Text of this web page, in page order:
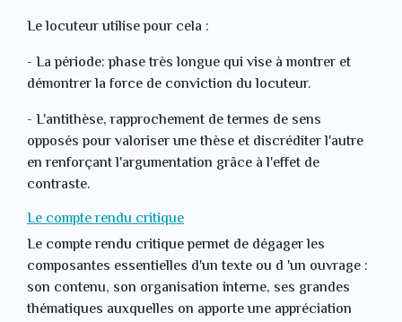
Le locuteur utilise pour cela :
- La période: phase très longue qui vise à montrer et
démontrer la force de conviction du locuteur.
- L'antithèse, rapprochement de termes de sens
opposés pour valoriser une thèse et discréditer l'autre
en renforçant l'argumentation grâce à l'effet de
contraste.
Le compte rendu critique
Le compte rendu critique permet de dégager les
composantes essentielles d'un texte ou d 'un ouvrage :
son contenu, son organisation interne, ses grandes
thématiques auxquelles on apporte une appréciation